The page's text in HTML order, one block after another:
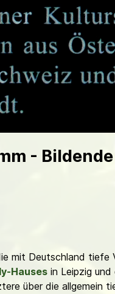
-
mit Deutschland tiefe
Hauses in Leipzig und
über die allgemein